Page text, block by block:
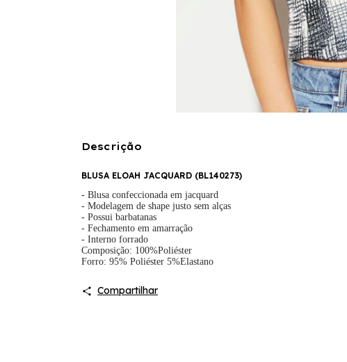
Descrição
BLUSA ELOAH JACQUARD (BL140273)
- Blusa confeccionada em jacquard
- Modelagem de shape justo sem alças
- Possui barbatanas
- Fechamento em amarração
- Interno forrado
Composição: 100%Poliéster
Forro: 95% Poliéster 5%Elastano
Compartilhar